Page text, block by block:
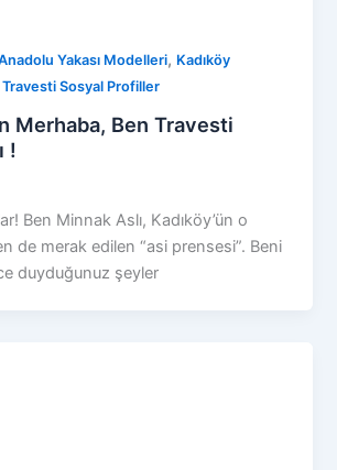
Yakası Modelleri, Kadıköy
Sosyal Profiller
Merhaba, Ben Travesti
!
Ben Minnak Aslı, Kadıköy’ün o
de merak edilen “asi prensesi”. Beni
duyduğunuz şeyler